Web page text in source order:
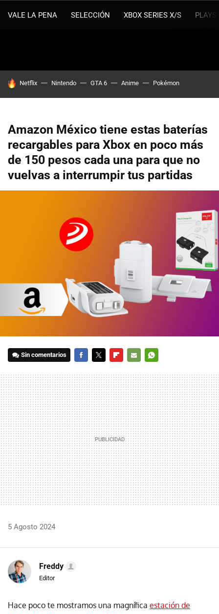
VALE LA PENA SELECCIÓN XBOX SERIES X/S
HOY SE HABLA DE
Netflix Nintendo GTA 6 Anime Pokémon
Amazon México tiene estas baterías
recargables para Xbox en poco más
de 150 pesos cada una para que no
vuelvas a interrumpir tus partidas
Sin comentarios
MAIL
5 Agosto 2024
Freddy
Editor
Hace poco te mostramos una magnífica estación de